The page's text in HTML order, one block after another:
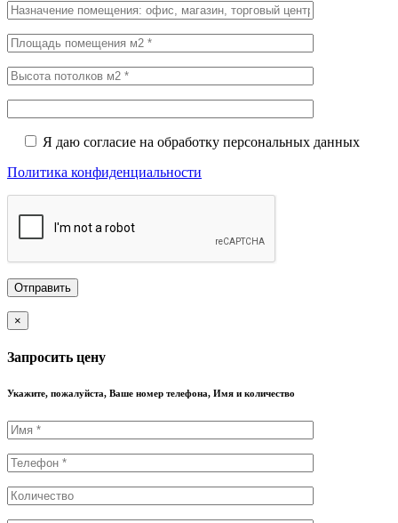
Я даю согласие на обработку персональных данных
Политика конфиденциальности
×
Запросить цену
Укажите, пожалуйста, Ваше номер телефона, Имя и количество